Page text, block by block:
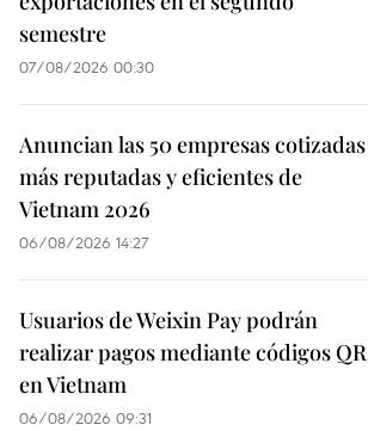
semestre
07/08/2026 00:30
Anuncian las 50 empresas cotizadas
más reputadas y eficientes de
Vietnam 2026
06/08/2026 14:27
Usuarios de Weixin Pay podrán
realizar pagos mediante códigos QR
en Vietnam
06/08/2026 09:31